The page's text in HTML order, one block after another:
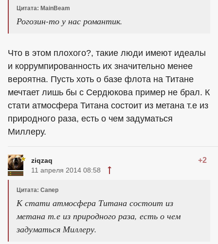
Цитата: MainBeam
Рогозин-то у нас романтик.
Что в этом плохого?, такие люди имеют идеалы
и коррумпированность их значительно менее
вероятна. Пусть хоть о базе флота на Титане
мечтает лишь бы с Сердюкова пример не брал. К
стати атмосфера Титана состоит из метана т.е из
природного раза, есть о чем задуматься
Миллеру.
ziqzaq +2
11 апреля 2014 08:58
Цитата: Canep
К стати атмосфера Титана состоит из
метана т.е из природного раза, есть о чем
задуматься Миллеру.